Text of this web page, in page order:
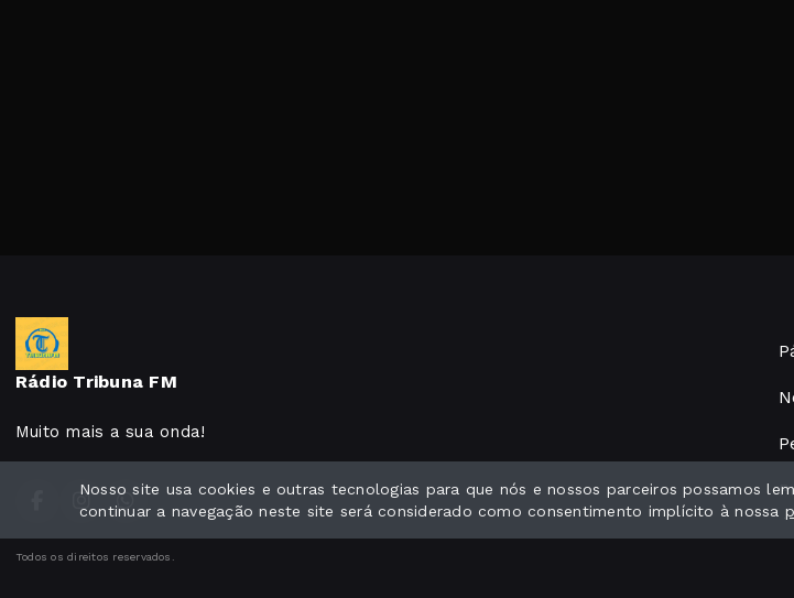
Rádio Tribuna FM
Muito mais a sua onda!
Todos os direitos reservados.
Nosso site usa cookies e outras tecnologias para que nós e nossos parceiros possamos
continuar a navegação neste site será considerado como consentimento implícito à nossa